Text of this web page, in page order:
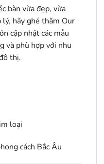
bàn vừa đẹp, vừa
hãy ghé thăm Our
cập nhật các mẫu
và phù hợp với nhu
thị.
loại
cách Bắc Âu